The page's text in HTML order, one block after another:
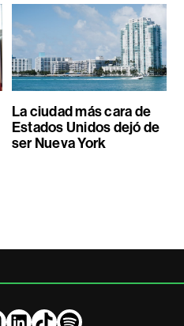
La ciudad más cara de
Estados Unidos dejó de
ser Nueva York